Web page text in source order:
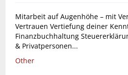
Mitarbeit auf Augenhöhe – mit
Vertrauen Vertiefung deiner
Finanzbuchhaltung
& Privatpersonen...
Other